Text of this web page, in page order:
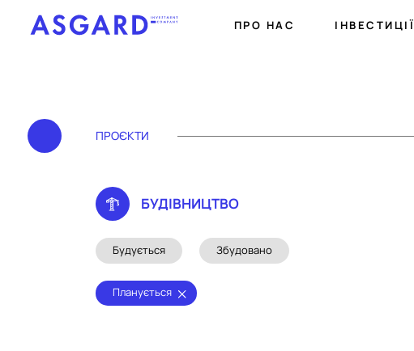
ПРО НАС ІНВЕСТИЦІЇ
ПРОЄКТИ
БУДIВНИЦТВО
Будується Збудовано
Планується